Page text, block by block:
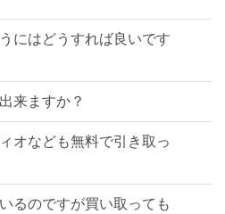
にはどうすれば良いです
来ますか？
オなども無料で引き取っ
るのですが買い取っても